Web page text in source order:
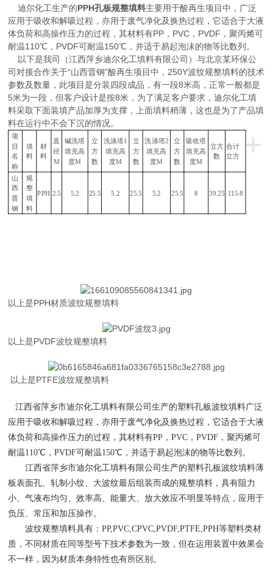
迪尔化工生产的PPH孔板规整填料主要用于酸再生项目中，广泛
应用于吸收和解吸过程，亦用于废气净化及换热过程，它适合于大液
体负荷和高操作压力的过程，其材料有PP，PVC，PVDF，聚丙烯可
耐温110℃，PVDF可耐温150℃，并适于易起泡沫的物等比数列。
以下是我司（江西萍乡迪尔化工填料有限公司）与北京某环保公
司对接合作关于“山西晋钢"酸再生项目中，250Y波纹规整填料的技术
参数及数量，此项目是分装四段成品，有一段8米高，正常一般都是
5米为一段，但客户设计是按8米，为了满足客户要求，迪尔化工填
料采取下面装填产品加厚为支撑，上面填料稍薄，这也是为了产品填
料在运行中不会下沉的情况。
+
项
目
名
称
填
料
材
料
直
径
M
碱洗塔
填充高
度M
立
方
数
洗涤塔1
填充高
度M
立
方
数
洗涤塔2
填充高
度M
立
方
数
吸收塔
填充高
度M
立方
数
合计
立方
山
西
晋
钢
规
整
填
料
PPH 2.5 5.2 25.5 5.2 25.5 5.2 25.5 8 39.25 115.8
以上是PPH材质波纹规整填料
以上是PVDF波纹规整填料
以上是PTFE波纹规整填料
江西省萍乡市迪尔化工填料有限公司生产的塑料孔板波纹填料广泛
应用于吸收和解吸过程，亦用于废气净化及换热过程，它适合于大液
体负荷和高操作压力的过程，其材料有PP，PVC，PVDF，聚丙烯可
耐温110℃，PVDF可耐温150℃，并适于易起泡沫的物等比数列。
江西省萍乡市迪尔化工填料有限公司生产的塑料孔板波纹填料薄
板表面孔、轧制小纹、大波纹最后组装而成的规整填料，具有阻力
小、气液布均匀、效率高、能量大、放大效应不明显等特点，应用于
负压、常压和加压操作。
波纹规整填料具有：PP,PVC,CPVC,PVDF,PTFE,PPH等塑料类材
质，不同材质在同等型号下技术参数为一致，但在运用装置中效果会
不一样，因为材质本身特性也有所区别。